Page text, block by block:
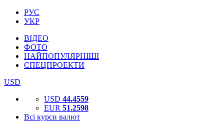
РУС
УКР
ВІДЕО
ФОТО
НАЙПОПУЛЯРНІШІ
СПЕЦПРОЕКТИ
USD
USD 44.4559
EUR 51.2598
Всі курси валют